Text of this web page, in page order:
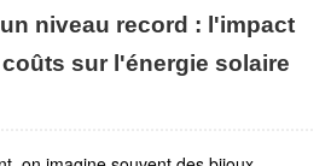
niveau record : l'impact
sur l'énergie solaire